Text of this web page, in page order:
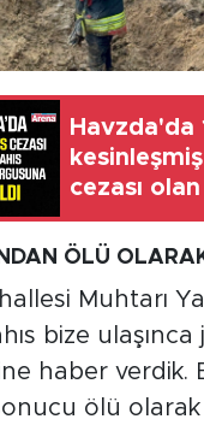
Havzda'da
cezası olan
yakalandı
ÖLÜ
Muhtarı
bize
haber verdik.
ölü olarak